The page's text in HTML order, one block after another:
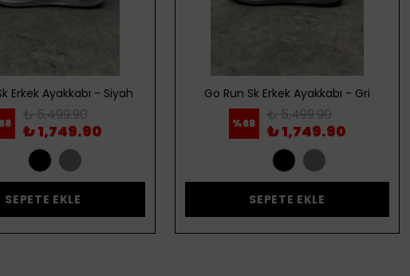
Erkek Ayakkabı - Siyah
68 ₺ 5,499.90
₺ 1,749.90
SEPETE EKLE
Go Run Sk Erkek Ayakkabı - Gri
%68 ₺ 5,499.90
₺ 1,749.90
SEPETE EKLE